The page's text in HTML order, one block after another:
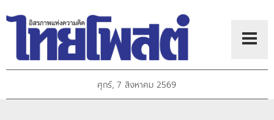
ศุกร์, 7 สิงหาคม 2569